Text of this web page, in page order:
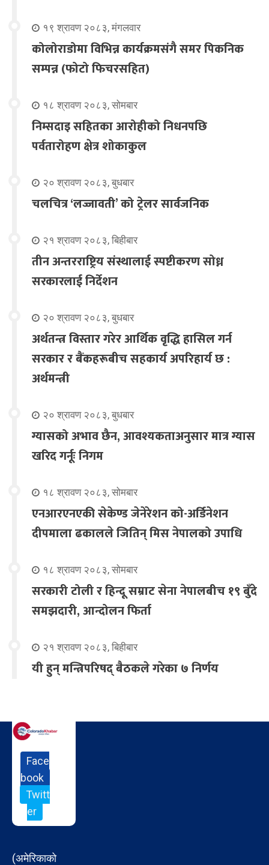
१९ श्रावण २०८३, मंगलवार
कोलोराडोमा विभिन्न कार्यक्रमसंगै समर पिकनिक
सम्पन्न (फोटो फिचरसहित)
१८ श्रावण २०८३, सोमबार
निम्सदाइ सहितका आरोहीको निधनपछि
पर्वतारोहण क्षेत्र शोकाकुल
२० श्रावण २०८३, बुधबार
चलचित्र ‘लज्जावती’ को ट्रेलर सार्वजनिक
२१ श्रावण २०८३, बिहीबार
तीन अन्तरराष्ट्रिय संस्थालाई स्पष्टीकरण सोध्न
सरकारलाई निर्देशन
२० श्रावण २०८३, बुधबार
अर्थतन्त्र विस्तार गरेर आर्थिक वृद्धि हासिल गर्न
सरकार र बैंकहरूबीच सहकार्य अपरिहार्य छ :
अर्थमन्त्री
२० श्रावण २०८३, बुधबार
ग्यासको अभाव छैन, आवश्यकताअनुसार मात्र ग्यास
खरिद गर्नूः निगम
१८ श्रावण २०८३, सोमबार
एनआरएनएकी सेकेण्ड जेनेरेशन को-अर्डिनेशन
दीपमाला ढकालले जितिन् मिस नेपालको उपाधि
१८ श्रावण २०८३, सोमबार
सरकारी टोली र हिन्दू सम्राट सेना नेपालबीच १९ बुँदे
समझदारी, आन्दोलन फिर्ता
२१ श्रावण २०८३, बिहीबार
यी हुन् मन्त्रिपरिषद् बैठकले गरेका ७ निर्णय
Face
book
Twitt
er
(अमेरिकाको